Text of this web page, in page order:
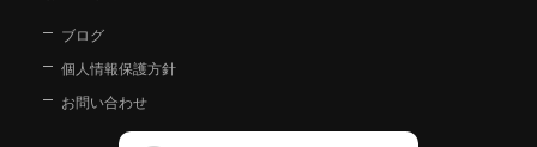
ブログ
個人情報保護方針
お問い合わせ